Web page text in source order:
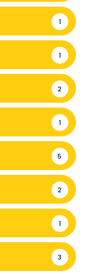
1
1
2
1
5
2
1
3